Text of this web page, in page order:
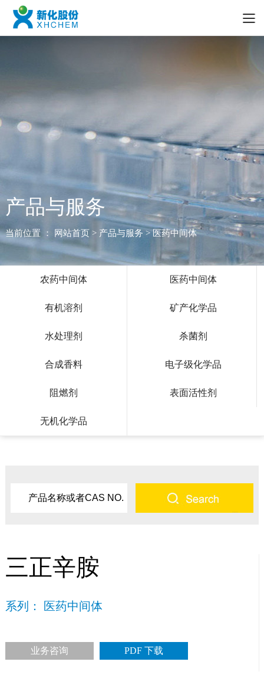
产品与服务
当前位置 ： 网站首页> 产品与服务 > 医药中间体
农药中间体 医药中间体
有机溶剂 矿产化学品
水处理剂 杀菌剂
合成香料 电子级化学品
阻燃剂 表面活性剂
无机化学品
三正辛胺
系列： 医药中间体
业务咨询 PDF 下载